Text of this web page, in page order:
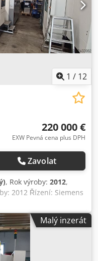
1 / 12
220 000 €
EXW Pevná cena plus DPH
Zavolat
, Rok výroby: 2012,
2012 Řízení: Siemens
SC63, 16 000
nástrojů: HSK 63
/ 54 Rotační stůl:
VRF 250, IKZ 50
Pracovní prostor
(mm): 500 x 400
Malý inzerát